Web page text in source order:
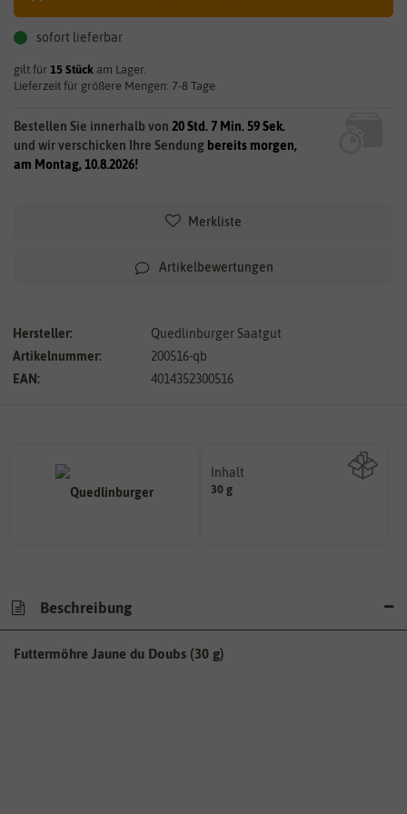
sofort lieferbar
gilt für 15 Stück am Lager.
Lieferzeit für größere Mengen: 7-8 Tage
Bestellen Sie innerhalb von 20 Std. 7 Min. 58 Sek.
und wir verschicken Ihre Sendung bereits morgen,
am Montag, 10.8.2026!
Merkliste
Artikelbewertungen
Hersteller:
Quedlinburger Saatgut
Artikelnummer:
200516-qb
EAN:
4014352300516
Inhalt
30 g
Beschreibung
Futtermöhre Jaune du Doubs (30 g)